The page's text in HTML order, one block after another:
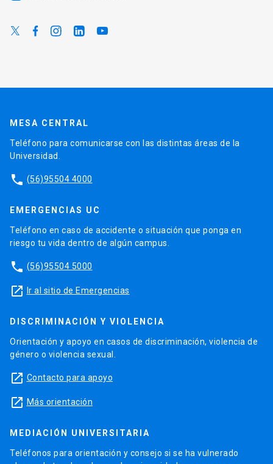
MESA CENTRAL
Teléfono para comunicarse con las distintas áreas de la
Universidad.
phone (56)95504 4000
EMERGENCIAS UC
Teléfono en caso de accidente o situación que ponga en
riesgo tu vida dentro de algún campus.
phone (56)95504 5000
launch Ir al sitio de Emergencias
DISCRIMINACIÓN Y VIOLENCIA
Orientación y apoyo en casos de discriminación, violencia de
género o violencia sexual.
launch Contacto para apoyo
launch Más orientación
MEDIACIÓN UNIVERSITARIA
Teléfonos para orientación y consejo si se ha vulnerado